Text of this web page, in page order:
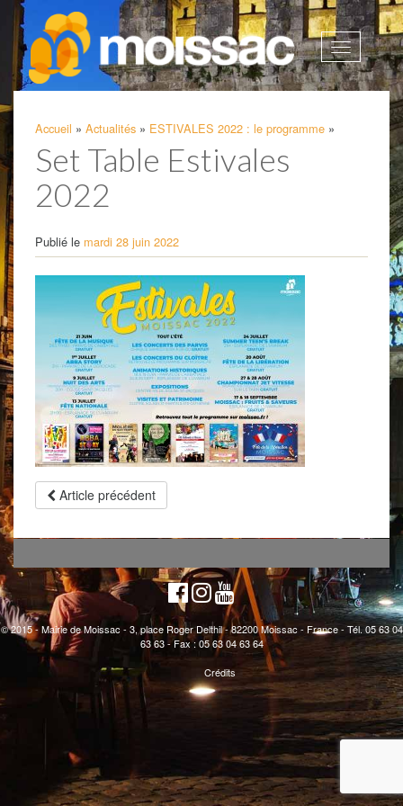
Afficher
la
Accueil » Actualités » ESTIVALES 2022 : le programme »
Set Table Estivales
2022
Publié le mardi 28 juin 2022
Article précédent
© 2015 - Mairie de Moissac - 3, place Roger Delthil - 82200 Moissac - France - Tél. 05 63 04
63 63 - Fax : 05 63 04 63 64
Crédits